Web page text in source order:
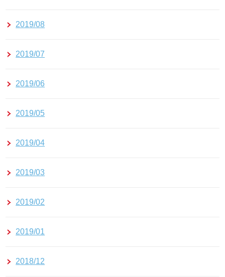
2019/08
2019/07
2019/06
2019/05
2019/04
2019/03
2019/02
2019/01
2018/12